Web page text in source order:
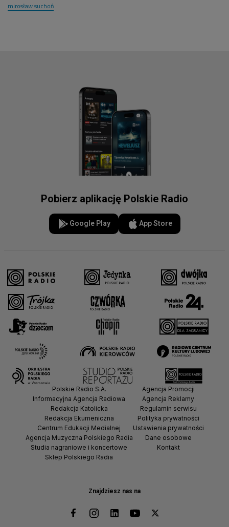
mirosław suchoń
Pobierz aplikację Polskie Radio
Google Play App Store
Znajdziesz nas na
Polskie Radio S.A.
Informacyjna Agencja Radiowa
Redakcja Katolicka
Redakcja Ekumeniczna
Centrum Edukacji Medialnej
Agencja Muzyczna Polskiego Radia
Studia nagraniowe i koncertowe
Sklep Polskiego Radia
Agencja Promocji
Agencja Reklamy
Regulamin serwisu
Polityka prywatności
Ustawienia prywatności
Dane osobowe
Kontakt